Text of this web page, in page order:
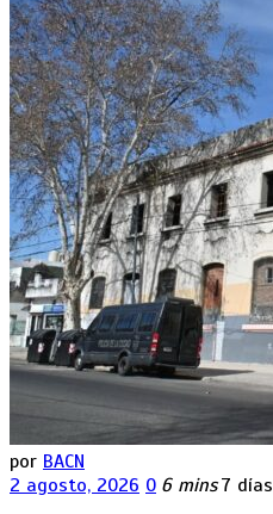
por BACN
2 agosto, 2026 0 6 mins 7 días